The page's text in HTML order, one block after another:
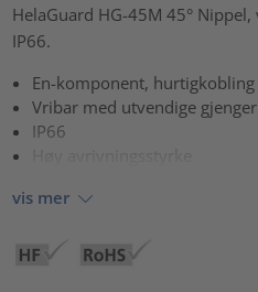
HelaGuard HG-45M 45°
IP66.
En-komponent, hurtigkobling
Vribar med utvendige gjenger
IP66
vis mer